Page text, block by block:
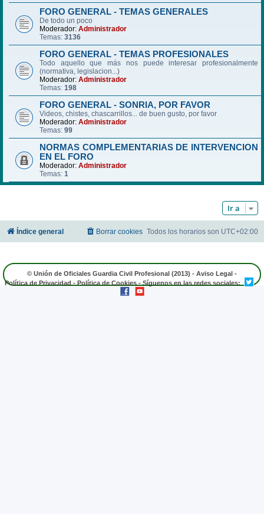
FORO GENERAL - TEMAS GENERALES
De todo un poco
Moderador: Administrador
Temas: 3136
FORO GENERAL - TEMAS PROFESIONALES
Todo aquello que más nos puede interesar profesionalmente
(normativa, legislacion...)
Moderador: Administrador
Temas: 198
FORO GENERAL - SONRIA, POR FAVOR
Videos, chistes, chascarrillos... de buen gusto, por favor
Moderador: Administrador
Temas: 99
NORMAS COMPLEMENTARIAS DE INTERVENCION
EN EL FORO
Moderador: Administrador
Temas: 1
Ir a
Índice general Todos los horarios son UTC+02:00
Borrar cookies
© Unión de Oficiales Guardia Civil Profesional (2013) - Aviso Legal -
Política de Privacidad - Política de Cookies - Síguenos en las redes sociales: